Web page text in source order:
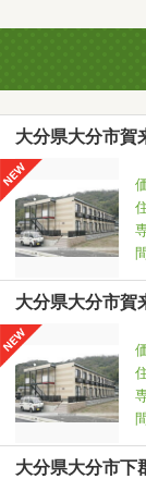
大分県大分市賀
大分県大分市賀
大分県大分市下